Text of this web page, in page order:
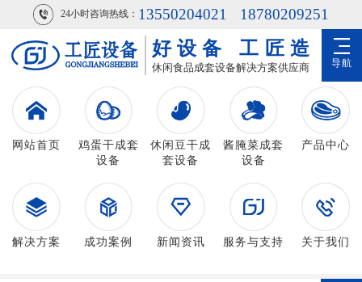
24小时咨询热线： 13550204021 18780209251
好设备 工匠造
休闲食品成套设备解决方案供应商 导航
网站首页
鸡蛋干成套
设备
休闲豆干成
套设备
酱腌菜成套
设备
产品中心
解决方案 成功案例 新闻资讯 服务与支持 关于我们